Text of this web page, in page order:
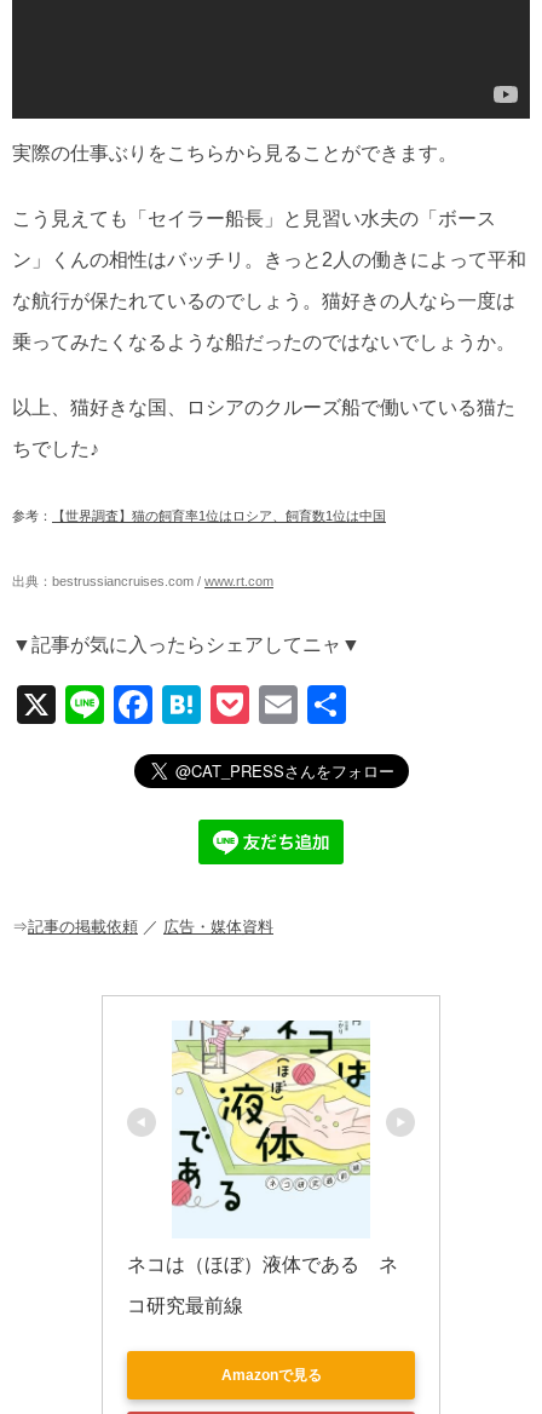
実際の仕事ぶりをこちらから見ることができます。
こう見えても「セイラー船長」と見習い水夫の「ボース
ン」くんの相性はバッチリ。きっと2人の働きによって平和
な航行が保たれているのでしょう。猫好きの人なら一度は
乗ってみたくなるような船だったのではないでしょうか。
以上、猫好きな国、ロシアのクルーズ船で働いている猫た
ちでした♪
参考： 【世界調査】猫の飼育率1位はロシア、飼育数1位は中国
出典： bestrussiancruises.com / www.rt.com
▼記事が気に入ったらシェアしてニャ▼
X
Li
F
a
c
o
H
at
e
n
a
P
o
ck
et
E
m
ail
有
⇒記事の掲載依頼 ／ 広告・媒体資料
ネコは（ほぼ）液体である　ネ
コ研究最前線
Amazonで見る